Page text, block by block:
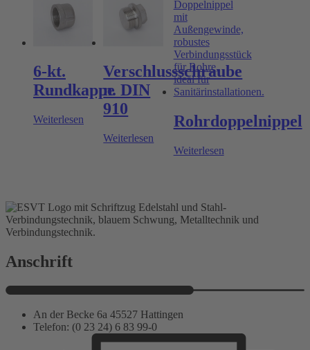
6-kt.
Rundkappe
Weiterlesen
Verschlussschraube
n. DIN
910
Weiterlesen
Rohrdoppelnippel
Weiterlesen
Anschrift
An der Becke 6a 45527 Hattingen
Telefon: (0 23 24) 6 83 99-0